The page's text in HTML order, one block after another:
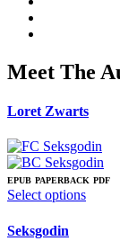
Meet The
Loret Zwarts
EPUB PAPERBACK PDF
Select optionsThis
Seksgodin